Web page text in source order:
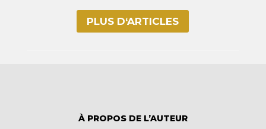
PLUS D‘ARTICLES
À PROPOS DE L’AUTEUR